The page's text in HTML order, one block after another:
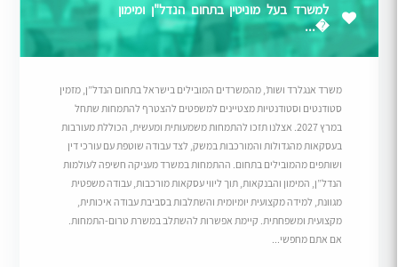
למשרד בעל מוניטין בתחום הנדל"ן ומימון
�...
משרד אנגלרד ושות’, מהמשרדים המובילים בישראל בתחום הנדל”ן, מזמין
סטודנטים וסטודנטיות מצטיינים למשפטים להצטרף להתמחות שתחל
במרץ 2027. אצלנו תזכו להתמחות משמעותית ומעשית, הכוללת מעורבות
בעסקאות מהגדולות והמורכבות במשק, לצד עבודה שוטפת עם עורכי דין
ושותפים מהמובילים בתחום. ההתמחות במשרד מעניקה חשיפה לעולמות
הנדל”ן, המימון והבנקאות, תוך ליווי עסקאות מורכבות, עבודה משפטית
מגוונת, למידה מקצועית יומיומית והשתלבות בסביבת עבודה איכותית,
מקצועית ומשפחתית. קיימת אפשרות להשתלב במשרת טרום-התמחות.
אם אתם מחפשי...